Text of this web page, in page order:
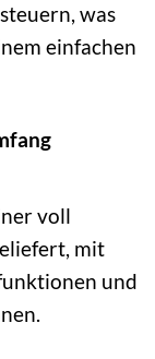
was
einfachen
voll
mit
und